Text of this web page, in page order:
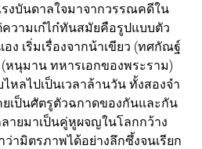
รงบันดาลใจมาจากวรรณคดีใน
ความเก๋ไก๋ทันสมัยคือรูปแบบตัว
ง เริ่มเรื่องจากน้าเขียว (ทศกัณฐ์
(หนุมาน ทหารเอกของพระราม)
ลไปเป็นเวลาล้านวัน ทั้งสองจำ
ยเป็นศัตรูตัวฉกาดของกันและกัน
ายมาเป็นคู่หูผจญในโลกกว้าง
ามิตรภาพได้อย่างลึกซึ้งจนเรียก